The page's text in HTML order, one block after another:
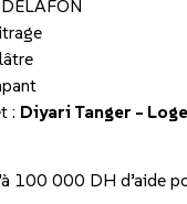
: Diyari Tanger –
100 000 DH d’aide